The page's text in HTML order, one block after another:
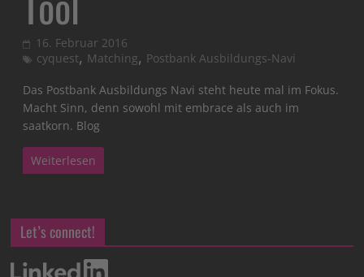
16. Februar 2016
cyquest, Matching, Postbank Ausbildungs-Navi
Das Postbank Ausbildungs Navi steht heute mal im Fokus.
Macht Sinn, denn sowohl mit embrace als auch im
saatkorn. Blog
Weiterlesen
Let’s connect!